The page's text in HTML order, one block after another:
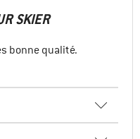
SKIER
bonne qualité.